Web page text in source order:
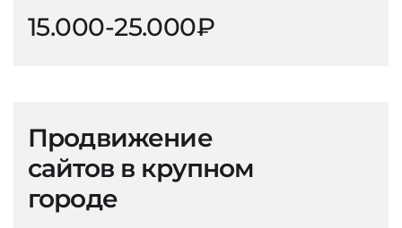
15.000-25.000₽
Продвижение
сайтов в крупном
городе